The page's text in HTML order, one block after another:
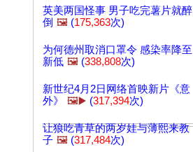
英美两国怪事 男子吃完薯片就醉
倒 🖼️ (175,363次)
为何德州取消口罩令 感染率降至
新低 🖼️ (338,808次)
新世纪4月2日网络首映新片《意
外》
🖼️▶️ (317,394次)
让狼吃青草的两岁娃与薄熙来教
子 🖼️ (317,484次)